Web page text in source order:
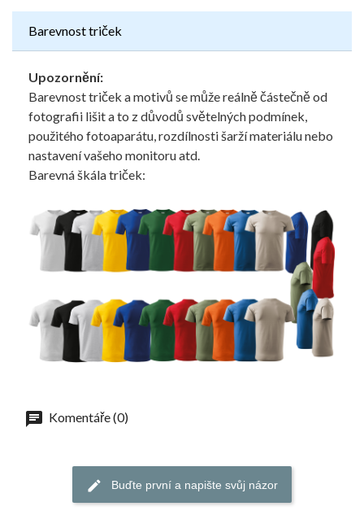
Barevnost triček
Upozornění:
Barevnost triček a motivů se může reálně částečně od
fotografii lišit a to z důvodů světelných podmínek,
použitého fotoaparátu, rozdílnosti šarží materiálu nebo
nastavení vašeho monitoru atd.
Barevná škála triček:
Komentáře (0)
Buďte první a napište svůj názor